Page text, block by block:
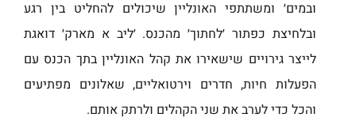
ובמים׳ ומשתתפי האונליין שיכולים להחליט בין רגע
ובלחיצת כפתור ׳לחתוך׳ מהכנס. ׳ליב א מארק׳ דואגת
לייצר גירויים שישאירו את קהל האונליין בתך הכנס עם
הפעלות חיות, חדרים וירטואליים, שאלונים מפתיעים
והכל כדי לערב את שני הקהלים ולרתק אותם.